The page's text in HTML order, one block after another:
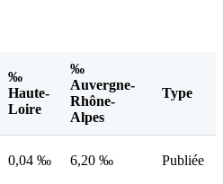
‰
Haute-
Loire
‰
Auvergne-
Rhône-
Alpes
Type
0,04 ‰ 6,20 ‰ Publiée